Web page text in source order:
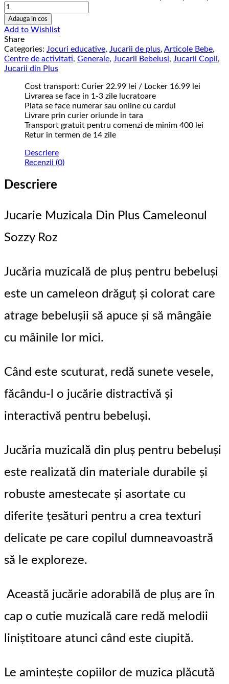
Adauga in cos
Add to Wishlist
Share
Categories: Jocuri educative, Jucarii de plus, Articole Bebe,
Centre de activitati, Generale, Jucarii Bebelusi, Jucarii Copii,
Jucarii din Plus
Cost transport: Curier 22.99 lei / Locker 16.99 lei
Livrarea se face in 1-3 zile lucratoare
Plata se face numerar sau online cu cardul
Livrare prin curier oriunde in tara
Transport gratuit pentru comenzi de minim 400 lei
Retur in termen de 14 zile
Descriere
Recenzii (0)
Descriere
Jucarie Muzicala Din Plus Cameleonul
Sozzy Roz
Jucăria muzicală de pluș pentru bebeluși
este un cameleon drăguț și colorat care
atrage bebelușii să apuce și să mângâie
cu mâinile lor mici.
Când este scuturat, redă sunete vesele,
făcându-l o jucărie distractivă și
interactivă pentru bebeluși.
Jucăria muzicală din pluș pentru bebeluși
este realizată din materiale durabile și
robuste amestecate și asortate cu
diferite țesături pentru a crea texturi
delicate pe care copilul dumneavoastră
să le exploreze.
Această jucărie adorabilă de pluș are în
cap o cutie muzicală care redă melodii
liniștitoare atunci când este ciupită.
Le amintește copiilor de muzica plăcută